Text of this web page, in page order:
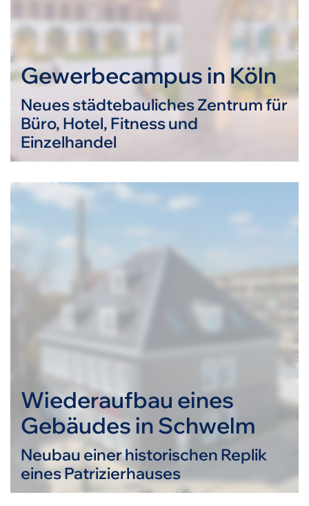
Gewerbecampus in Köln
Neues städtebauliches Zentrum für
Büro, Hotel, Fitness und
Einzelhandel
Wiederaufbau eines
Gebäudes in Schwelm
Neubau einer historischen Replik
eines Patrizierhauses